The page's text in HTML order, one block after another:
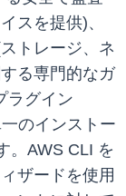
スを提供)、
トレージ、ネ
る専門的なガ
ラグイン
のインストー
。AWS CLI を
ザードを使用